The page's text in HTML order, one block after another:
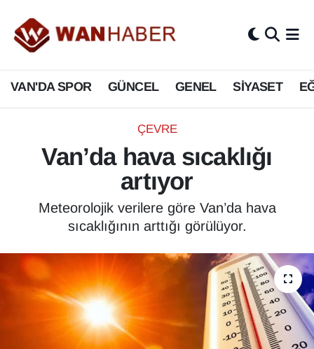
VAN'DA SPOR GÜNCEL GENEL SİYASET
ÇEVRE
Van’da hava sıcaklığı
artıyor
Meteorolojik verilere göre Van’da hava
sıcaklığının arttığı görülüyor.
3.SAYFA
ASAYİŞ
BİLİM VE TEKNOLOJİ
Biyografi
ÇEVRE
Deprem
Dernekler, Odalar
Van Nöbetçi Eczaneler
Van Hava Durumu
Van Namaz Vakitleri
Van Trafik Yoğunluk Haritası
Süper Lig Puan Durumu ve Fikstür
Tüm Manşetler
Son Dakika Haberleri
Haber Arşivi